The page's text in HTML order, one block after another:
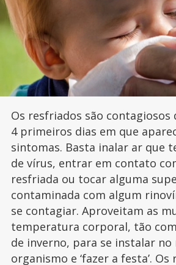
Os resfriados são contagiosos
4 primeiros dias em que
sintomas. Basta inalar ar que
de vírus, entrar em contato
resfriada ou tocar alguma
contaminada com algum
se contagiar. Aproveitam as
temperatura corporal, tão
de inverno, para se instalar no
organismo e ‘fazer a festa’.